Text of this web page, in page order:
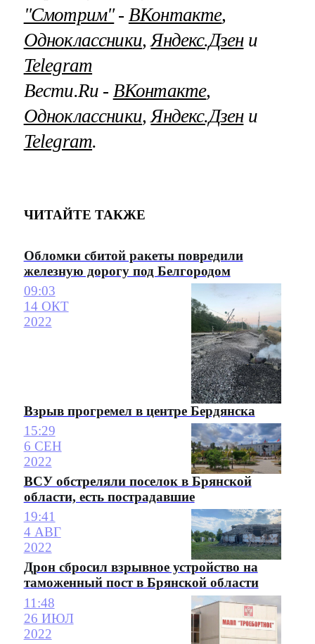
"Смотрим"‐ ВКонтакте,
Одноклассники,Яндекс.Дзени
Telegram
Вести.Ru ‐ ВКонтакте,
Одноклассники,Яндекс.Дзени
Telegram.
ЧИТАЙТЕ ТАКЖЕ
Обломки сбитой ракеты повредили
железную дорогу под Белгородом
09:03
14 ОКТ
2022
Взрыв прогремел в центре Бердянска
15:29
6 СЕН
2022
ВСУ обстреляли поселок в Брянской
области, есть пострадавшие
19:41
4 АВГ
2022
Дрон сбросил взрывное устройство на
таможенный пост в Брянской области
11:48
26 ИЮЛ
2022